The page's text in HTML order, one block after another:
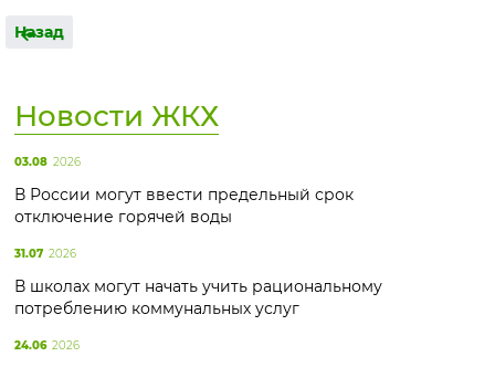
Назад
Новости ЖКХ
03.08 2026
В России могут ввести предельный срок
отключение горячей воды
31.07 2026
В школах могут начать учить рациональному
потреблению коммунальных услуг
24.06 2026